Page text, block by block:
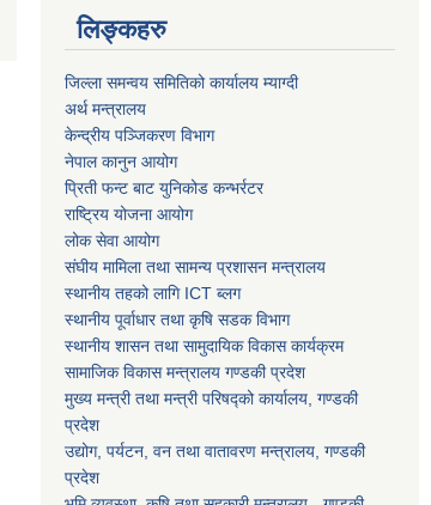
लिङ्कहरु
जिल्ला समन्वय समितिको कार्यालय म्याग्दी
अर्थ मन्त्रालय
केन्द्रीय पञ्जिकरण विभाग
नेपाल कानुन आयोग
प्रिती फन्ट बाट युनिकोड कन्भर्रटर
राष्ट्रिय योजना आयोग
लोक सेवा आयोग
संघीय मामिला तथा सामन्य प्रशासन मन्त्रालय
स्थानीय तहको लागि ICT ब्लग
स्थानीय पूर्वाधार तथा कृषि सडक विभाग
स्थानीय शासन तथा सामुदायिक विकास कार्यक्रम
सामाजिक विकास मन्त्रालय गण्डकी प्रदेश
मुख्य मन्त्री तथा मन्त्री परिषद्को कार्यालय, गण्डकी
प्रदेश
उद्योग, पर्यटन, वन तथा वातावरण मन्त्रालय, गण्डकी
प्रदेश